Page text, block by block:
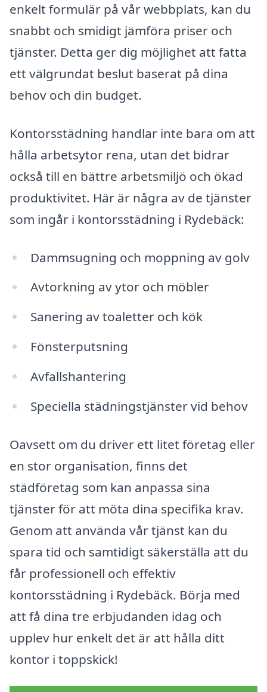
enkelt formulär på vår webbplats, kan du
snabbt och smidigt jämföra priser och
tjänster. Detta ger dig möjlighet att fatta
ett välgrundat beslut baserat på dina
behov och din budget.
Kontorsstädning handlar inte bara om att
hålla arbetsytor rena, utan det bidrar
också till en bättre arbetsmiljö och ökad
produktivitet. Här är några av de tjänster
som ingår i kontorsstädning i Rydebäck:
Dammsugning och moppning av golv
Avtorkning av ytor och möbler
Sanering av toaletter och kök
Fönsterputsning
Avfallshantering
Speciella städningstjänster vid behov
Oavsett om du driver ett litet företag eller
en stor organisation, finns det
städföretag som kan anpassa sina
tjänster för att möta dina specifika krav.
Genom att använda vår tjänst kan du
spara tid och samtidigt säkerställa att du
får professionell och effektiv
kontorsstädning i Rydebäck. Börja med
att få dina tre erbjudanden idag och
upplev hur enkelt det är att hålla ditt
kontor i toppskick!